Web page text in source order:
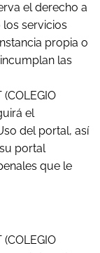
el derecho a
servicios
propia o
las
(COLEGIO
el
del portal, así
portal
que le
(COLEGIO